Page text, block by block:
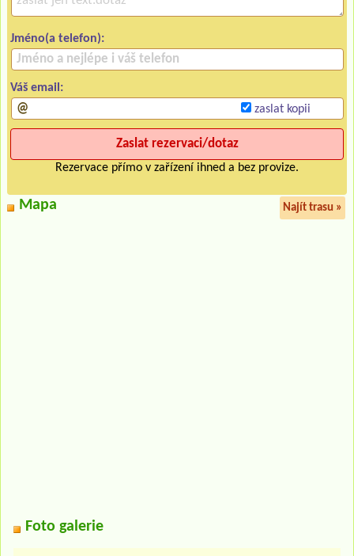
Jméno(a telefon):
Váš email:
zaslat kopii
Rezervace přímo v zařízení ihned a bez provize.
Mapa Najít trasu »
Foto galerie